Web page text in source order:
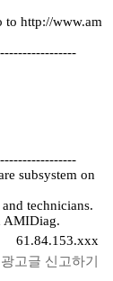
to http://www.am
subsystem on
technicians.
AMIDiag.
61.84.153.xxx
고글 신고하기